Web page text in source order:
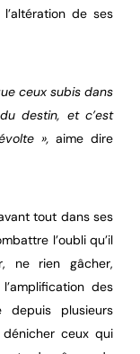
de ses
ceux subis dans
destin, et c’est
», aime dire
tout dans ses
l’oubli qu’il
ne rien gâcher,
des
depuis plusieurs
dénicher ceux qui